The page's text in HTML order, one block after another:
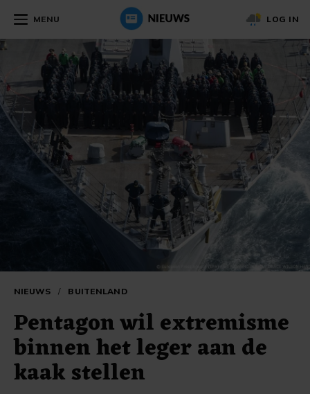
MENU LOG IN
NIEUWS / BUITENLAND
Pentagon wil extremisme
binnen het leger aan de
kaak stellen